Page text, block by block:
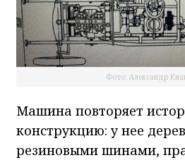
Фото: Александр
Машина повторяет
конструкцию: у нее
резиновыми шинами,